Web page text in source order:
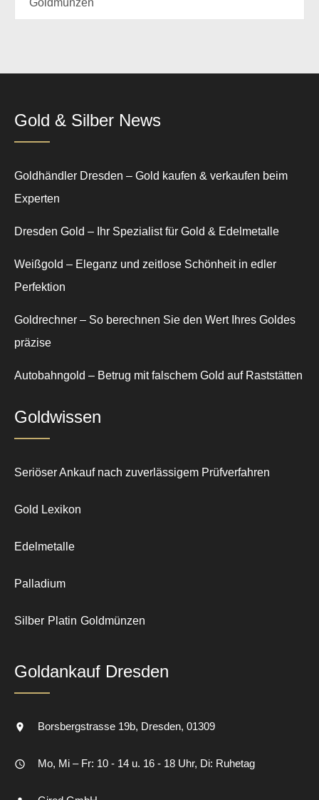
Gold & Silber News
Goldhändler Dresden – Gold kaufen & verkaufen beim
Experten
Dresden Gold – Ihr Spezialist für Gold & Edelmetalle
Weißgold – Eleganz und zeitlose Schönheit in edler
Perfektion
Goldrechner – So berechnen Sie den Wert Ihres Goldes
präzise
Autobahngold – Betrug mit falschem Gold auf Raststätten
Goldwissen
Seriöser Ankauf nach zuverlässigem Prüfverfahren
Gold Lexikon
Edelmetalle
Palladium
Silber Platin Goldmünzen
Goldankauf Dresden
Borsbergstrasse 19b Dresden 01309
Mo, Mi – Fr: 10 - 14 u. 16 - 18 Uhr, Di: Ruhetag